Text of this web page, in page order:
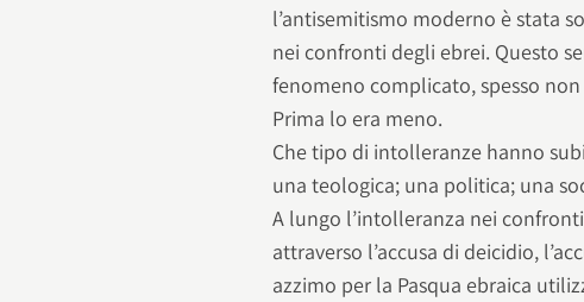
l’antisemitismo moderno è stata
nei confronti degli ebrei. Questo
fenomeno complicato, spesso
Prima lo era meno.
Che tipo di intolleranze hanno
una teologica; una politica; una
A lungo l’intolleranza nei
attraverso l’accusa di deicidio,
azzimo per la Pasqua ebraica